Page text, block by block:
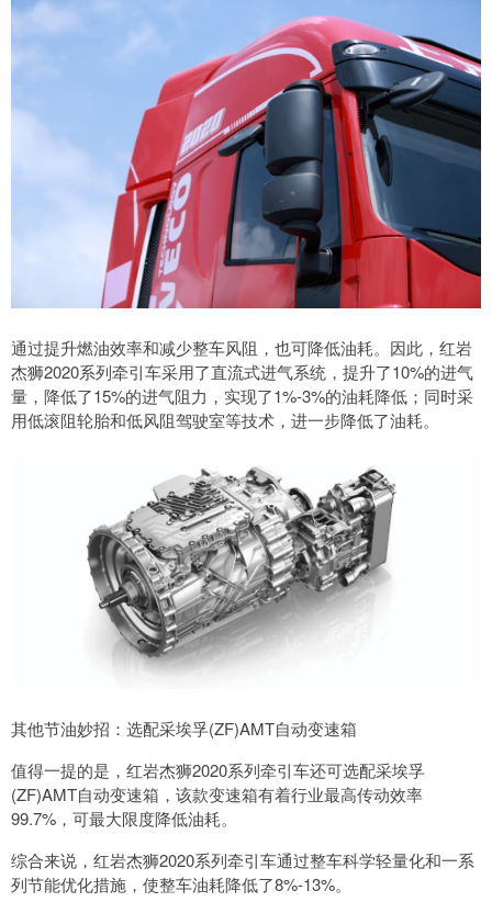
通过提升燃油效率和减少整车风阻，也可降低油耗。因此，红岩
杰狮2020系列牵引车采用了直流式进气系统，提升了10%的进气
量，降低了15%的进气阻力，实现了1%-3%的油耗降低；同时采
用低滚阻轮胎和低风阻驾驶室等技术，进一步降低了油耗。
其他节油妙招：选配采埃孚(ZF)AMT自动变速箱
值得一提的是，红岩杰狮2020系列牵引车还可选配采埃孚
(ZF)AMT自动变速箱，该款变速箱有着行业最高传动效率
99.7%，可最大限度降低油耗。
综合来说，红岩杰狮2020系列牵引车通过整车科学轻量化和一系
列节能优化措施，使整车油耗降低了8%-13%。